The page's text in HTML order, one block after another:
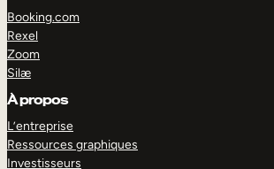
Booking.com
Rexel
Zoom
Silæ
À propos
L’entreprise
Ressources graphiques
Investisseurs